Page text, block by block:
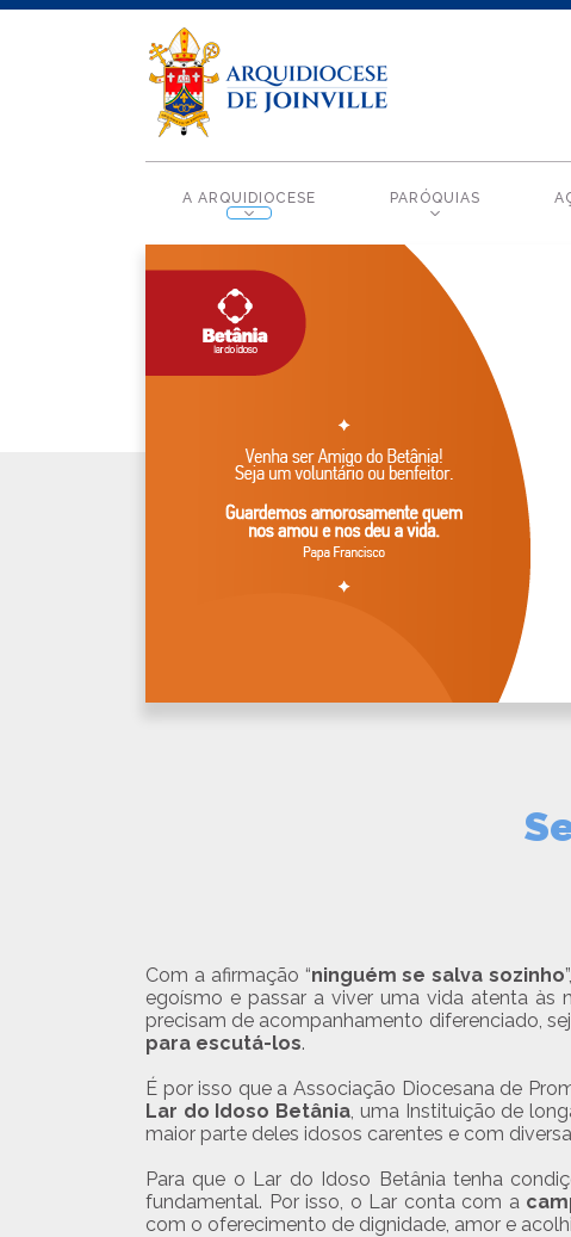
A ARQUIDIOCESE PARÓQUIAS
Com a afirmação “ninguém se salva sozinho
egoísmo e passar a viver uma vida atenta às
precisam de acompanhamento diferenciado,
para escutá-los.
É por isso que a Associação Diocesana de
Lar do Idoso Betânia, uma Instituição de
maior parte deles idosos carentes e com
Para que o Lar do Idoso Betânia tenha
fundamental. Por isso, o Lar conta com a
com o oferecimento de dignidade, amor e